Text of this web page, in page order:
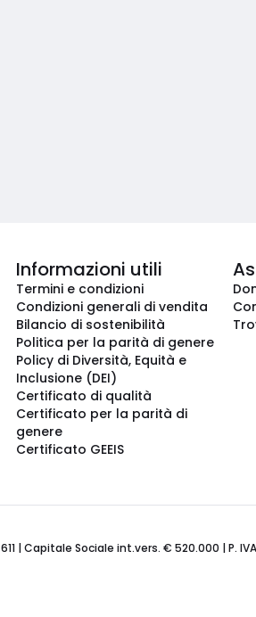
Informazioni utili
Termini e condizioni
Condizioni generali di vendita
Bilancio di sostenibilità
Politica per la parità di genere
Policy di Diversità, Equità e
Inclusione (DEI)
Certificato di qualità
Certificato per la parità di
genere
Certificato GEEIS
| Capitale Sociale int.vers. € 520.000 | P. IVA